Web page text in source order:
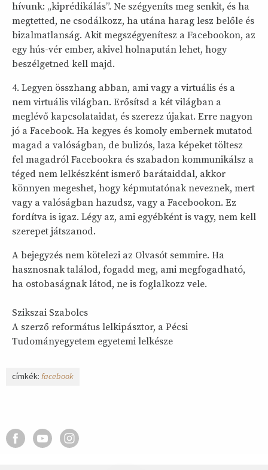
hívunk: „kiprédikálás”. Ne szégyeníts meg senkit, és ha
megtetted, ne csodálkozz, ha utána harag lesz belőle és
bizalmatlanság. Akit megszégyenítesz a Facebookon, az
egy hús-vér ember, akivel holnapután lehet, hogy
beszélgetned kell majd.
4. Legyen összhang abban, ami vagy a virtuális és a
nem virtuális világban. Erősítsd a két világban a
meglévő kapcsolataidat, és szerezz újakat. Erre nagyon
jó a Facebook. Ha kegyes és komoly embernek mutatod
magad a valóságban, de bulizós, laza képeket töltesz
fel magadról Facebookra és szabadon kommunikálsz a
téged nem lelkészként ismerő barátaiddal, akkor
könnyen megeshet, hogy képmutatónak neveznek, mert
vagy a valóságban hazudsz, vagy a Facebookon. Ez
fordítva is igaz. Légy az, ami egyébként is vagy, nem kell
szerepet játszanod.
A bejegyzés nem kötelezi az Olvasót semmire. Ha
hasznosnak találod, fogadd meg, ami megfogadható,
ha ostobaságnak látod, ne is foglalkozz vele.
Szikszai Szabolcs
A szerző református lelkipásztor, a Pécsi
Tudományegyetem egyetemi lelkésze
címkék: facebook